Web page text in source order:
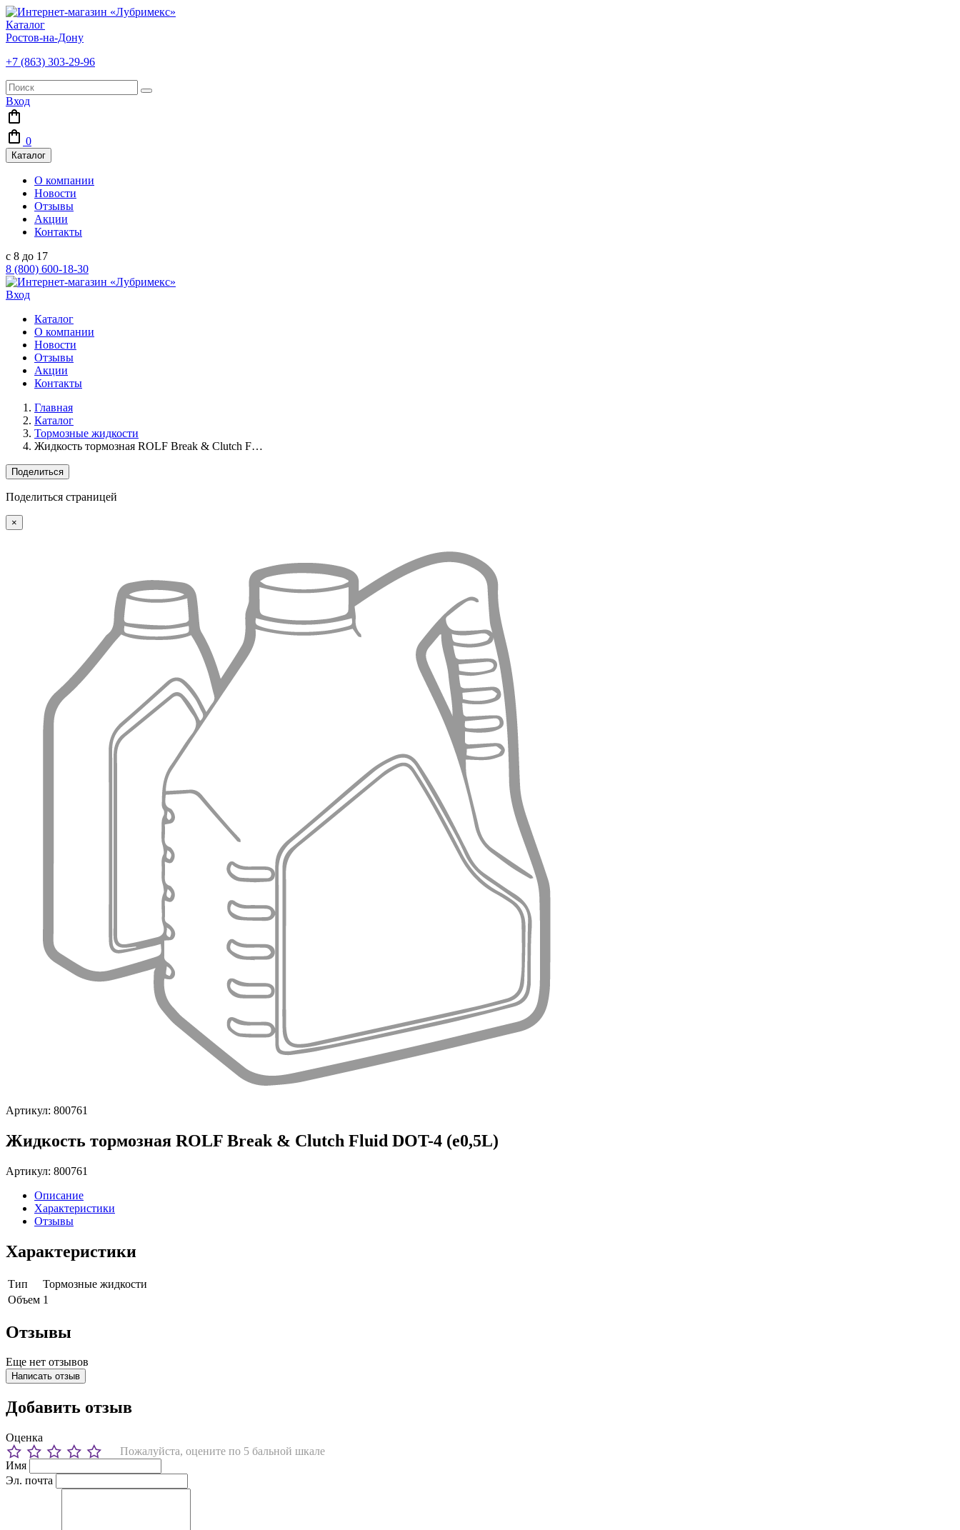
Каталог
Ростов-на-Дону
+7 (863) 303-29-96
Вход
0
Каталог
О компании
Новости
Отзывы
Акции
Контакты
с 8 до 17
8 (800) 600-18-30
Вход
Каталог
О компании
Новости
Отзывы
Акции
Контакты
Главная
Каталог
Тормозные жидкости
Жидкость тормозная ROLF Break & Clutch F…
Поделиться
Поделиться страницей
×
Артикул: 800761
Жидкость тормозная ROLF Break & Clutch Fluid DOT-4 (e0,5L)
Артикул: 800761
Описание
Характеристики
Отзывы
Характеристики
Тип
Тормозные жидкости
Объем 1
Отзывы
Еще нет отзывов
Написать отзыв
Добавить отзыв
Оценка
Пожалуйста, оцените по 5 бальной шкале
Имя
Эл. почта